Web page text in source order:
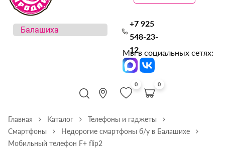
+7 925
548-23-
12
Мы в социальных сетях:
0 0
Главная Каталог
Телефоны и гаджеты
Смартфоны
Недорогие смартфоны б/у в Балашихе
Мобильный телефон F+ flip2